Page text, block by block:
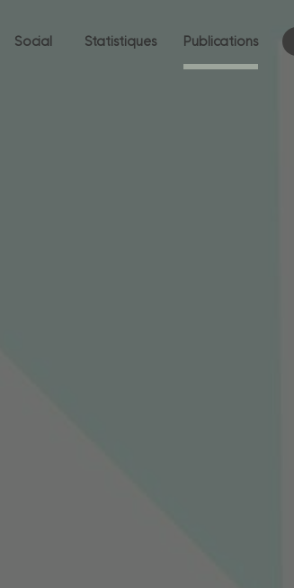
Social Statistiques Publications